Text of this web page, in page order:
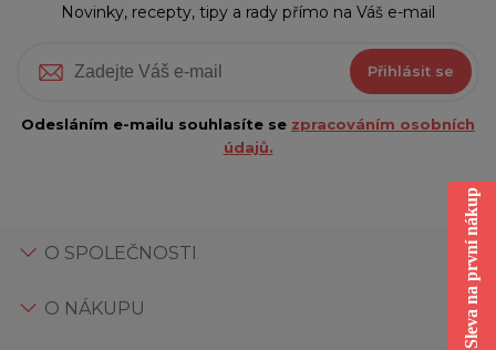
Novinky, recepty, tipy a rady přímo na Váš e-mail
Přihlásit se
Odesláním e-mailu souhlasíte se zpracováním osobních
údajů.
O SPOLEČNOSTI
O NÁKUPU Sleva na první nákup